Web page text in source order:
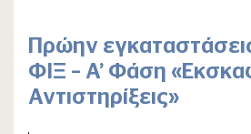
Πρώην
ΦΙΞ – Α’ Φάση
Αντιστηρίξεις»